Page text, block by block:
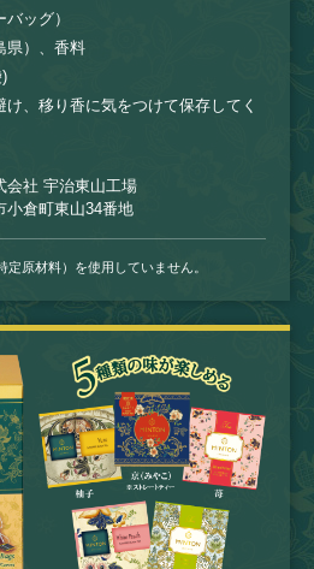
ッグ）
県）、香料
け、移り香に気をつけて保存してく
会社 宇治東山工場
小倉町東山34番地
原材料）を使用していません。